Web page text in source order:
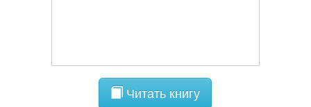
Читать книгу